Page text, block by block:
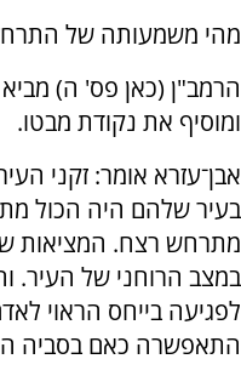
מהי משמעותה של
הרמב"ן (כאן פס' ה)
ומוסיף את נקודת מבטו.
אבן־עזרא אומר: זקני
בעיר שלהם היה הכול
מתרחש רצח. המציאות
במצב הרוחני של העיר.
לפגיעה בייחס הראוי
התאפשרה כאם בסביה